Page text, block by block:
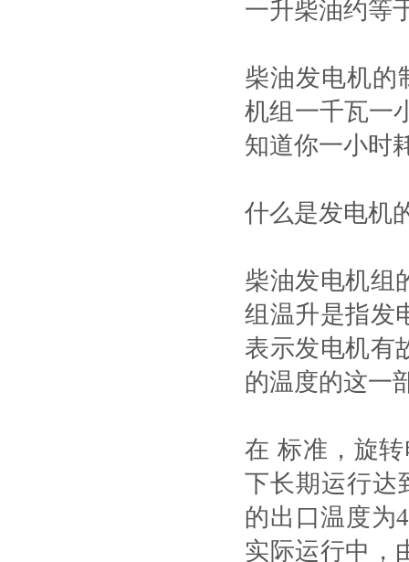
一升柴油约等
柴油发电机的
机组一千瓦一
知道你一小时
什么是发电机
柴油发电机组
组温升是指发
表示发电机有
的温度的这一
在 标准，旋
下长期运行达
的出口温度为
实际运行中，